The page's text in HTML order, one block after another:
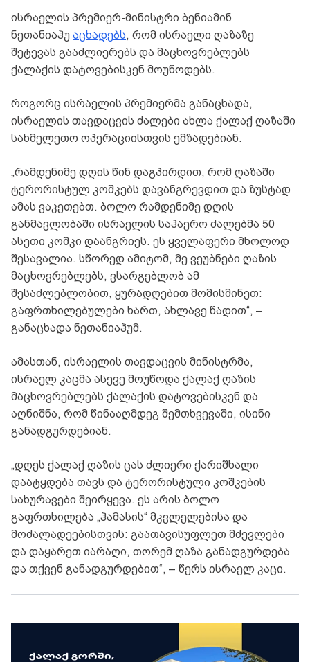
ისრაელის პრემიერ-მინისტრი ბენიამინ
ნეთანიაჰუ აცხადებს, რომ ისრაელი ღაზაზე
შეტევას გააძლიერებს და მაცხოვრებლებს
ქალაქის დატოვებისკენ მოუწოდებს.
როგორც ისრაელის პრემიერმა განაცხადა,
ისრაელის თავდაცვის ძალები ახლა ქალაქ ღაზაში
სახმელეთო ოპერაციისთვის ემზადებიან.
„რამდენიმე დღის წინ დაგპირდით, რომ ღაზაში
ტერორისტულ კოშკებს დავანგრევდით და ზუსტად
ამას ვაკეთებთ. ბოლო რამდენიმე დღის
განმავლობაში ისრაელის საჰაერო ძალებმა 50
ასეთი კოშკი დაანგრიეს. ეს ყველაფერი მხოლოდ
შესავალია. სწორედ ამიტომ, მე ვეუბნები ღაზის
მაცხოვრებლებს, ვსარგებლობ ამ
შესაძლებლობით, ყურადღებით მომისმინეთ:
გაფრთხილებულები ხართ, ახლავე წადით“, –
განაცხადა ნეთანიაჰუმ.
ამასთან, ისრაელის თავდაცვის მინისტრმა,
ისრაელ კაცმა ასევე მოუწოდა ქალაქ ღაზის
მაცხოვრებლებს ქალაქის დატოვებისკენ და
აღნიშნა, რომ წინააღმდეგ შემთხვევაში, ისინი
განადგურდებიან.
„დღეს ქალაქ ღაზის ცას ძლიერი ქარიშხალი
დაატყდება თავს და ტერორისტული კოშკების
სახურავები შეირყევა. ეს არის ბოლო
გაფრთხილება „ჰამასის“ მკვლელებისა და
მოძალადეებისთვის: გაათავისუფლეთ მძევლები
და დაყარეთ იარაღი, თორემ ღაზა განადგურდება
და თქვენ განადგურდებით“, – წერს ისრაელ კაცი.